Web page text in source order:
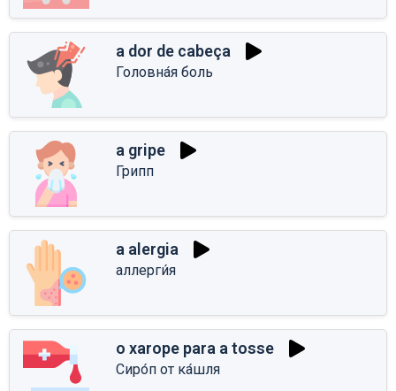
a dor de cabeça
Головна́я боль
a gripe
Грипп
a alergia
аллерги́я
o xarope para a tosse
Сиро́п от ка́шля